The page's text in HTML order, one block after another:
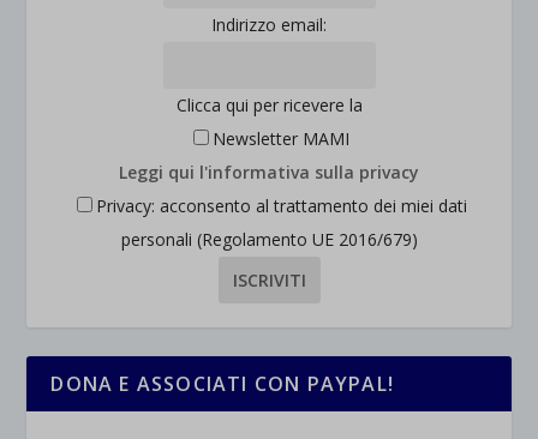
Indirizzo email:
Clicca qui per ricevere la
Newsletter MAMI
Leggi qui l'informativa sulla privacy
Privacy: acconsento al trattamento dei miei dati
personali (Regolamento UE 2016/679)
DONA E ASSOCIATI CON PAYPAL!